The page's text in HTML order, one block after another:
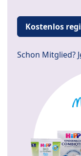
Kostenlos
Schon Mitglied?